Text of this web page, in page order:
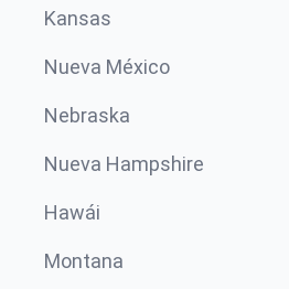
Kansas
Nueva México
Nebraska
Nueva Hampshire
Hawái
Montana